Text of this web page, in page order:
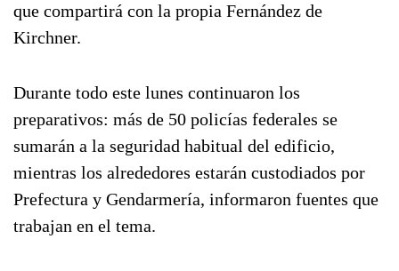
que compartirá con la propia Fernández de
Kirchner.
Durante todo este lunes continuaron los
preparativos: más de 50 policías federales se
sumarán a la seguridad habitual del edificio,
mientras los alrededores estarán custodiados por
Prefectura y Gendarmería, informaron fuentes que
trabajan en el tema.